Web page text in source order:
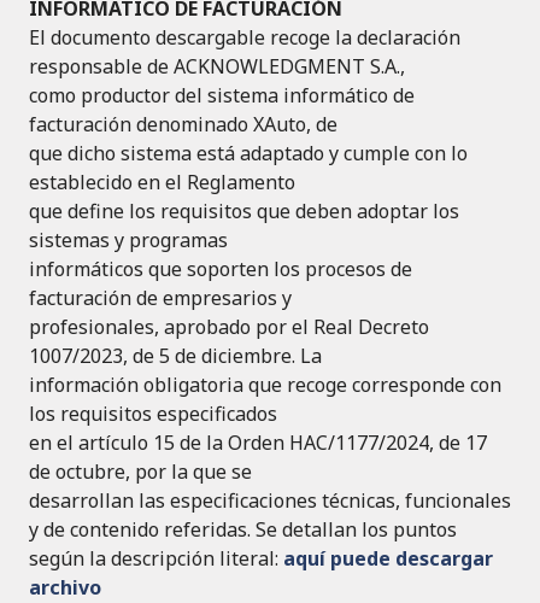
INFORMATICO DE FACTURACIÓN
El documento descargable recoge la declaración
responsable de ACKNOWLEDGMENT S.A.,
como productor del sistema informático de
facturación denominado XAuto, de
que dicho sistema está adaptado y cumple con lo
establecido en el Reglamento
que define los requisitos que deben adoptar los
sistemas y programas
informáticos que soporten los procesos de
facturación de empresarios y
profesionales, aprobado por el Real Decreto
1007/2023, de 5 de diciembre. La
información obligatoria que recoge corresponde con
los requisitos especificados
en el artículo 15 de la Orden HAC/1177/2024, de 17
de octubre, por la que se
desarrollan las especificaciones técnicas, funcionales
y de contenido referidas. Se detallan los puntos
según la descripción literal: aquí puede descargar
archivo